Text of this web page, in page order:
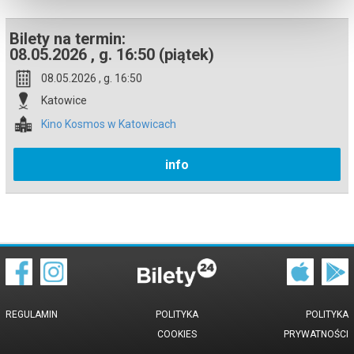
Bilety na termin:
08.05.2026 , g. 16:50 (piątek)
08.05.2026 , g. 16:50
Katowice
Kino Kosmos w Katowicach
info
REGULAMIN
POLITYKA
PRYWATNOŚCI
POLITYKA
COOKIES